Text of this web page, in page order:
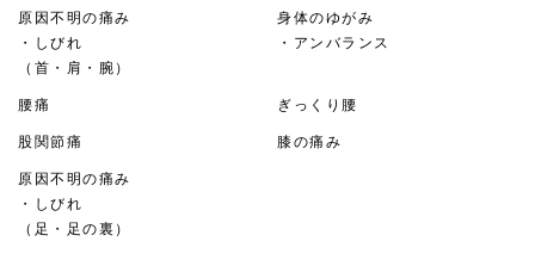
原因不明の痛み
・しびれ
（首・肩・腕）
身体のゆがみ
・アンバランス
腰痛 ぎっくり腰
股関節痛 膝の痛み
原因不明の痛み
・しびれ
（足・足の裏）